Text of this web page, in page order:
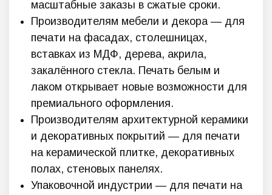
масштабные заказы в сжатые сроки.
Производителям мебели и декора — для
печати на фасадах, столешницах,
вставках из МДФ, дерева, акрила,
закалённого стекла. Печать белым и
лаком открывает новые возможности для
премиального оформления.
Производителям архитектурной керамики
и декоративных покрытий — для печати
на керамической плитке, декоративных
полах, стеновых панелях.
Упаковочной индустрии — для печати на